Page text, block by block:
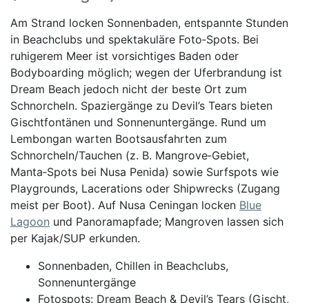
Am Strand locken Sonnenbaden, entspannte Stunden
in Beachclubs und spektakuläre Foto‑Spots. Bei
ruhigerem Meer ist vorsichtiges Baden oder
Bodyboarding möglich; wegen der Uferbrandung ist
Dream Beach jedoch nicht der beste Ort zum
Schnorcheln. Spaziergänge zu Devil’s Tears bieten
Gischtfontänen und Sonnenuntergänge. Rund um
Lembongan warten Bootsausfahrten zum
Schnorcheln/Tauchen (z. B. Mangrove‑Gebiet,
Manta‑Spots bei Nusa Penida) sowie Surfspots wie
Playgrounds, Lacerations oder Shipwrecks (Zugang
meist per Boot). Auf Nusa Ceningan locken Blue
Lagoon und Panoramapfade; Mangroven lassen sich
per Kajak/SUP erkunden.
Sonnenbaden, Chillen in Beachclubs,
Sonnenuntergänge
Fotospots: Dream Beach & Devil’s Tears (Gischt,